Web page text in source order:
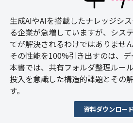
生成AIやAIを搭載したナレッジシ
る企業が急増していますが、シス
てが解決されるわけではありません
その性能を100%引き出すのは、デ
本書では、共有フォルダ整理ルー
投入を意識した構造的課題とその
す。
資料ダウンロード